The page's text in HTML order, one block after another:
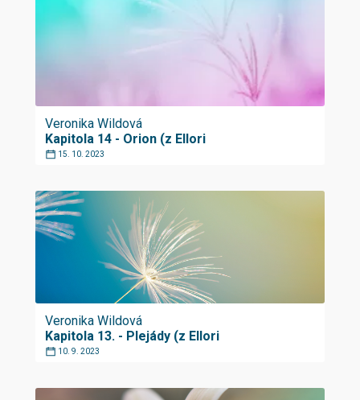
Veronika Wildová
Kapitola 14 - Orion (z Ellori
15. 10. 2023
Veronika Wildová
Kapitola 13. - Plejády (z Ellori
10. 9. 2023